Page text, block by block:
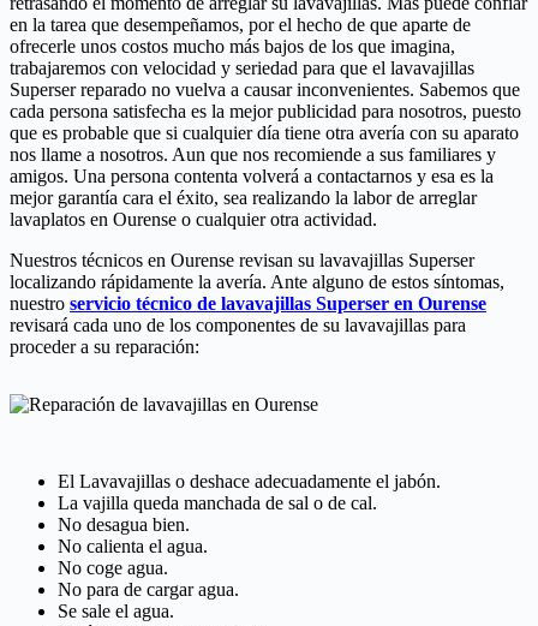
en la tarea que desempeñamos, por el hecho de que aparte de
ofrecerle unos costos mucho más bajos de los que imagina,
trabajaremos con velocidad y seriedad para que el lavavajillas
Superser reparado no vuelva a causar inconvenientes. Sabemos que
cada persona satisfecha es la mejor publicidad para nosotros, puesto
que es probable que si cualquier día tiene otra avería con su aparato
nos llame a nosotros. Aun que nos recomiende a sus familiares y
amigos. Una persona contenta volverá a contactarnos y esa es la
mejor garantía cara el éxito, sea realizando la labor de arreglar
lavaplatos en Ourense o cualquier otra actividad.
Nuestros técnicos en Ourense revisan su lavavajillas Superser
localizando rápidamente la avería. Ante alguno de estos síntomas,
nuestro servicio técnico de lavavajillas Superser en Ourense
revisará cada uno de los componentes de su lavavajillas para
proceder a su reparación:
El Lavavajillas o deshace adecuadamente el jabón.
La vajilla queda manchada de sal o de cal.
No desagua bien.
No calienta el agua.
No coge agua.
No para de cargar agua.
Se sale el agua.